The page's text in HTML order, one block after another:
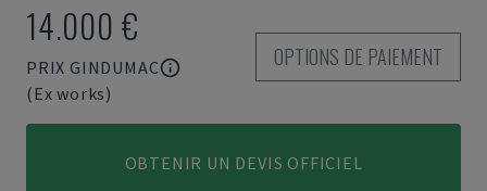
14.000 €
PRIX GINDUMAC
(Ex works)
OPTIONS DE PAIEMENT
OBTENIR UN DEVIS OFFICIEL